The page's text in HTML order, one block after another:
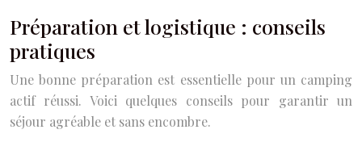
Préparation et logistique : conseils
pratiques
Une bonne préparation est essentielle pour un camping
actif réussi. Voici quelques conseils pour garantir un
séjour agréable et sans encombre.